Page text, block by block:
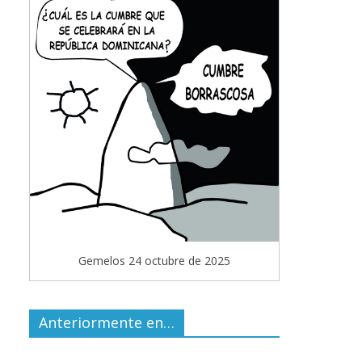
Gemelos 24 octubre de 2025
Anteriormente en…